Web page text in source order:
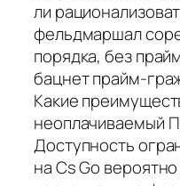
ли
фельдмаршал
порядка, без
бацнет прайм-
Какие
неоплачиваемый
Доступность
на Cs Go